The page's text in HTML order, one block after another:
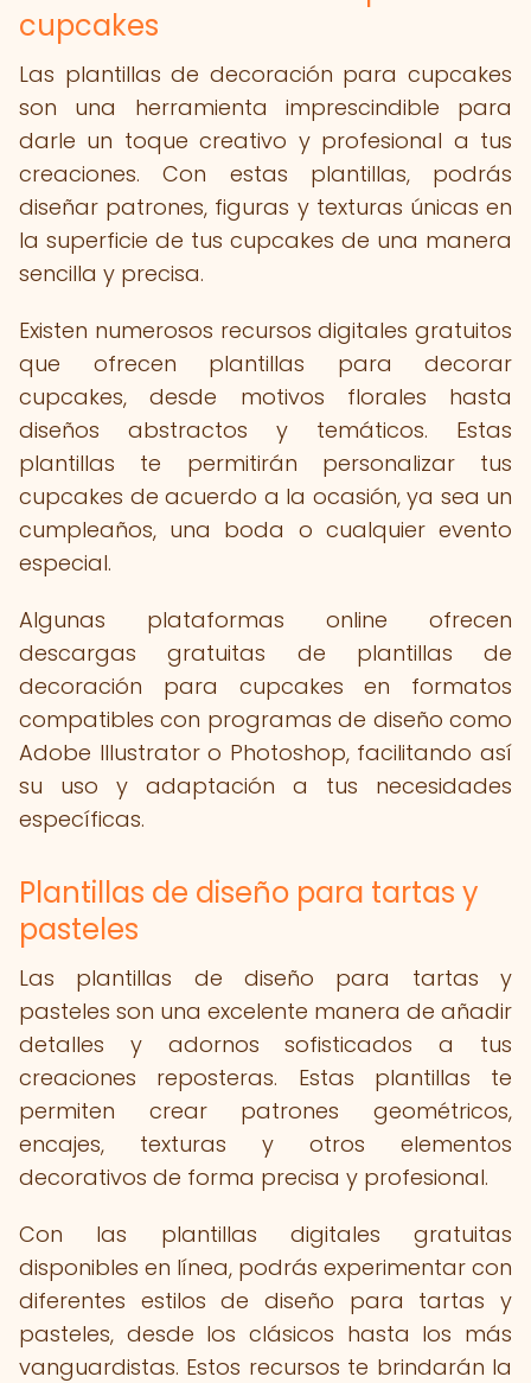
cupcakes
Las plantillas de decoración para cupcakes
son una herramienta imprescindible para
darle un toque creativo y profesional a tus
creaciones. Con estas plantillas, podrás
diseñar patrones, figuras y texturas únicas en
la superficie de tus cupcakes de una manera
sencilla y precisa.
Existen numerosos recursos digitales gratuitos
que ofrecen plantillas para decorar
cupcakes, desde motivos florales hasta
diseños abstractos y temáticos. Estas
plantillas te permitirán personalizar tus
cupcakes de acuerdo a la ocasión, ya sea un
cumpleaños, una boda o cualquier evento
especial.
Algunas plataformas online ofrecen
descargas gratuitas de plantillas de
decoración para cupcakes en formatos
compatibles con programas de diseño como
Adobe Illustrator o Photoshop, facilitando así
su uso y adaptación a tus necesidades
específicas.
Plantillas de diseño para tartas y
pasteles
Las plantillas de diseño para tartas y
pasteles son una excelente manera de añadir
detalles y adornos sofisticados a tus
creaciones reposteras. Estas plantillas te
permiten crear patrones geométricos,
encajes, texturas y otros elementos
decorativos de forma precisa y profesional.
Con las plantillas digitales gratuitas
disponibles en línea, podrás experimentar con
diferentes estilos de diseño para tartas y
pasteles, desde los clásicos hasta los más
vanguardistas. Estos recursos te brindarán la